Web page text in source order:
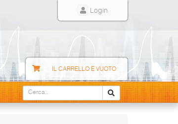
Login
IL CARRELLO È VUOTO